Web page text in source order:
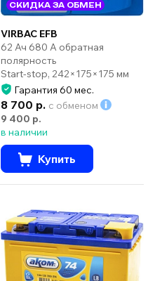
СКИДКА ЗА ОБМЕН
VIRBAC EFB
62 Ач 680 А обратная
полярность
Start-stop, 242×175×175 мм
Гарантия 60 мес.
8 700 р. с обменом
9 400 р.
в наличии
Купить